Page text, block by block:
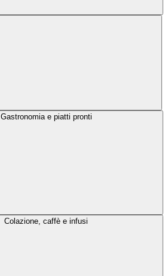
Gastronomia e piatti pronti
Colazione, caffè e infusi